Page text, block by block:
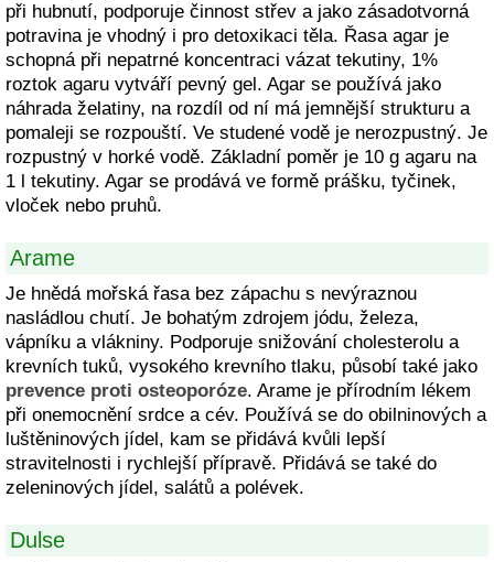
při hubnutí, podporuje činnost střev a jako zásadotvorná
potravina je vhodný i pro detoxikaci těla. Řasa agar je
schopná při nepatrné koncentraci vázat tekutiny, 1%
roztok agaru vytváří pevný gel. Agar se používá jako
náhrada želatiny, na rozdíl od ní má jemnější strukturu a
pomaleji se rozpouští. Ve studené vodě je nerozpustný. Je
rozpustný v horké vodě. Základní poměr je 10 g agaru na
1 l tekutiny. Agar se prodává ve formě prášku, tyčinek,
vloček nebo pruhů.
Arame
Je hnědá mořská řasa bez zápachu s nevýraznou
nasládlou chutí. Je bohatým zdrojem jódu, železa,
vápníku a vlákniny. Podporuje snižování cholesterolu a
krevních tuků, vysokého krevního tlaku, působí také jako
prevence proti osteoporóze. Arame je přírodním lékem
při onemocnění srdce a cév. Používá se do obilninových a
luštěninových jídel, kam se přidává kvůli lepší
stravitelnosti i rychlejší přípravě. Přidává se také do
zeleninových jídel, salátů a polévek.
Dulse